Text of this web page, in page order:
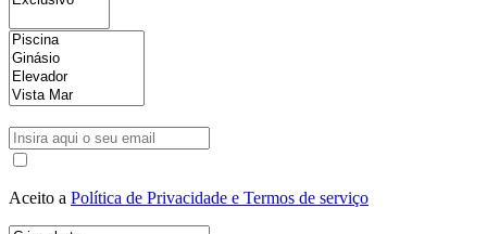
Aceito a Política de Privacidade e Termos de serviço